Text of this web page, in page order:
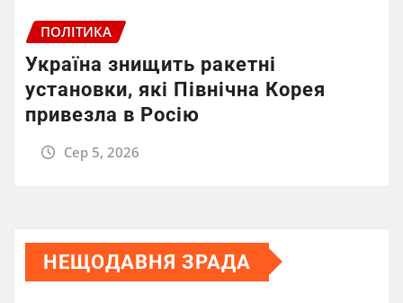
ПОЛІТИКА
Україна знищить ракетні
установки, які Північна Корея
привезла в Росію
Сер 5, 2026
НЕЩОДАВНЯ ЗРАДА